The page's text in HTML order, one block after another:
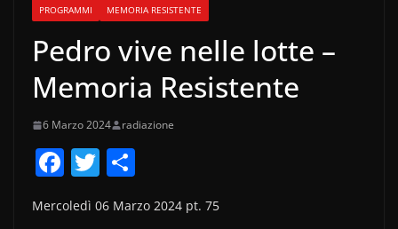
PROGRAMMI MEMORIA RESISTENTE
Pedro vive nelle lotte –
Memoria Resistente
6 Marzo 2024 radiazione
F
a
c
T
itt n
Mercoledì 06 Marzo 2024 pt. 75